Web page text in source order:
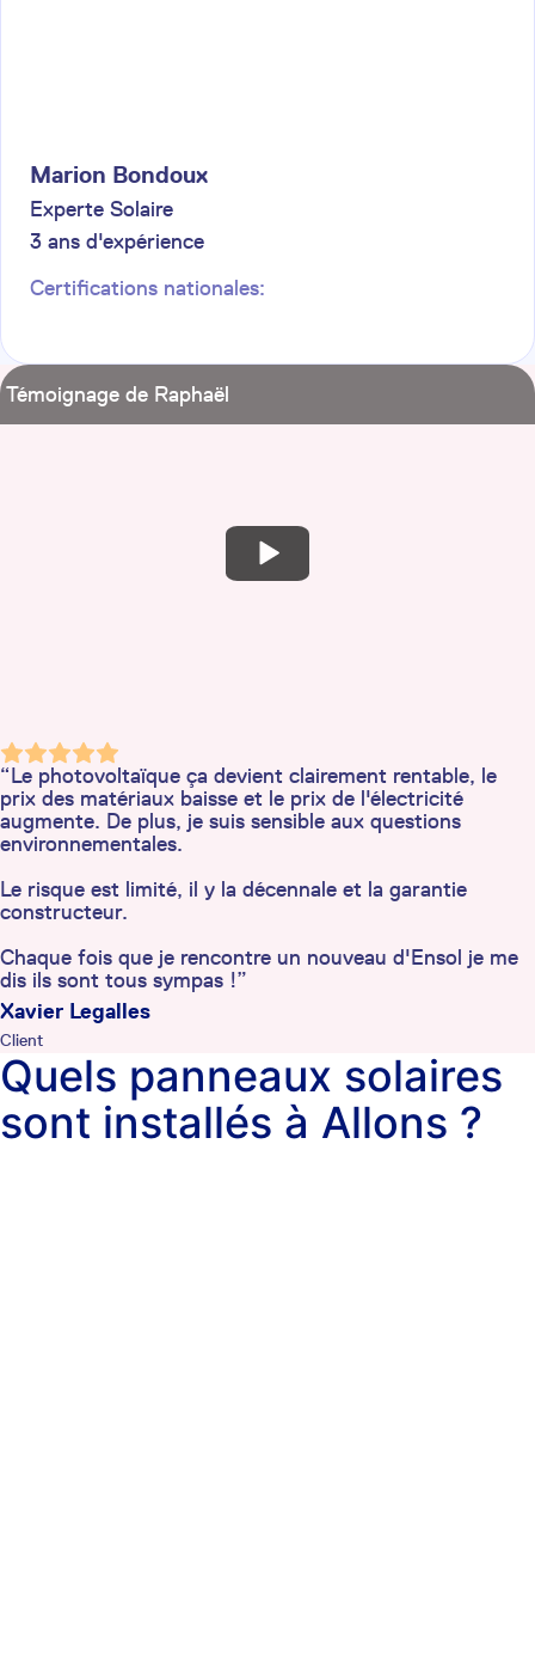
Marion Bondoux
Experte Solaire
3 ans d'expérience
Certifications nationales:
Témoignage de Raphaël
“Le photovoltaïque ça devient clairement rentable, le
prix des matériaux baisse et le prix de l'électricité
augmente. De plus, je suis sensible aux questions
environnementales.
Le risque est limité, il y la décennale et la garantie
constructeur.
Chaque fois que je rencontre un nouveau d'Ensol je me
dis ils sont tous sympas !”
Xavier Legalles
Client
Quels panneaux solaires
sont installés à Allons ?